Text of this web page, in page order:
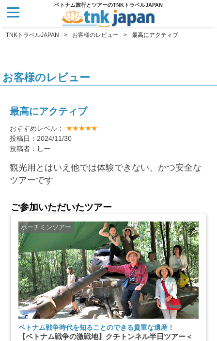
ベトナム旅行とツアーのTNKトラベルJAPAN
TNKトラベルJAPAN お客様のレビュー 最高にアクティブ
お客様のレビュー
最高にアクティブ
おすすめレベル： ★★★★★
投稿日：2024/11/30
投稿者：しー
観光用とはいえ他では体験できない、かつ安全な
ツアーです
ご参加いただいたツアー
ホーチミンツアー
ベトナム戦争時代を知ることのできる貴重な遺産！
【ベトナム戦争の激戦地】クチトンネル半日ツアー＜